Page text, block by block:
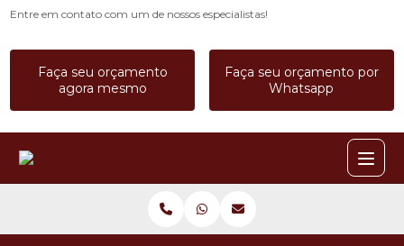
Entre em contato com um de nossos especialistas!
Faça seu orçamento
agora mesmo
Faça seu orçamento por
Whatsapp